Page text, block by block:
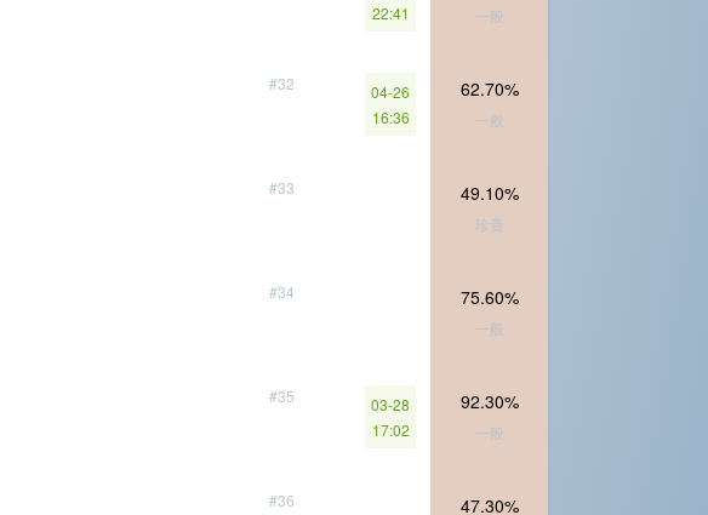
22:41
一般
#32
04-26
16:36
62.70%
一般
#33 49.10%
珍贵
#34 75.60%
一般
#35
03-28
17:02
92.30%
一般
#36 47.30%